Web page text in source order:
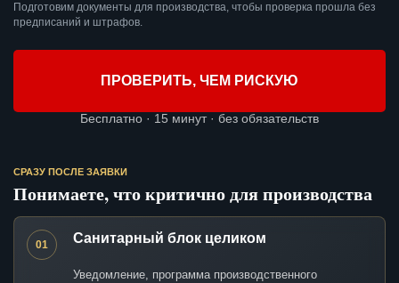
Подготовим документы для производства, чтобы проверка прошла без
предписаний и штрафов.
ПРОВЕРИТЬ, ЧЕМ РИСКУЮ
Бесплатно · 15 минут · без обязательств
СРАЗУ ПОСЛЕ ЗАЯВКИ
Понимаете, что критично для производства
01 Санитарный блок целиком
Уведомление, программа производственного